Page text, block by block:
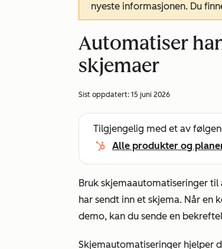
nyeste informasjonen. Du
Automatiser
skjemaer
Sist oppdatert: 15 juni 2026
Tilgjengelig med et av
Alle produkter og
Bruk skjemaautomatiseringer
har sendt inn et skjema. Når en
demo, kan du sende en
Skjemautomatiseringer hjelper